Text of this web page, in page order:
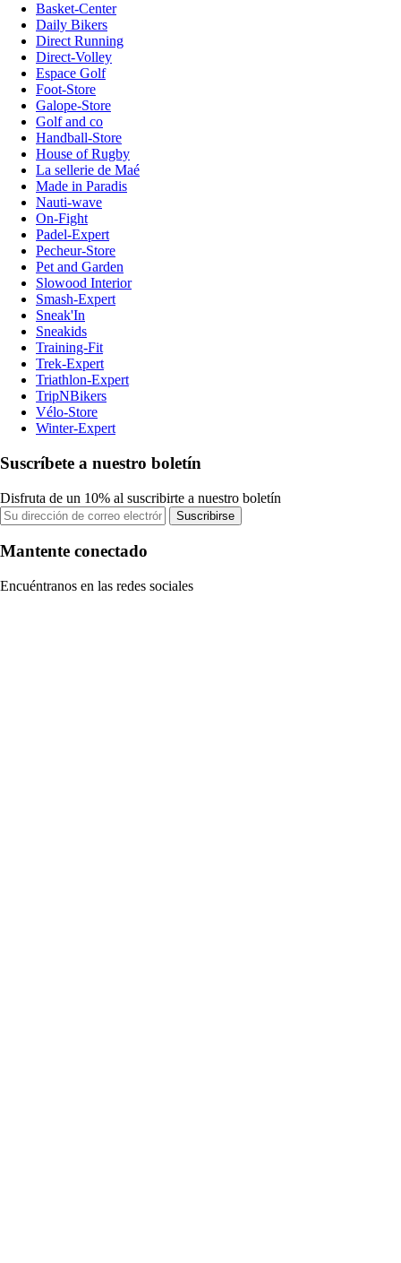
Basket-Center
Daily Bikers
Direct Running
Direct-Volley
Espace Golf
Foot-Store
Galope-Store
Golf and co
Handball-Store
House of Rugby
La sellerie de Maé
Made in Paradis
Nauti-wave
On-Fight
Padel-Expert
Pecheur-Store
Pet and Garden
Slowood Interior
Smash-Expert
Sneak'In
Sneakids
Training-Fit
Trek-Expert
Triathlon-Expert
TripNBikers
Vélo-Store
Winter-Expert
Suscríbete a nuestro boletín
Disfruta de un 10% al suscribirte a nuestro boletín
Suscribirse
Mantente conectado
Encuéntranos en las redes sociales